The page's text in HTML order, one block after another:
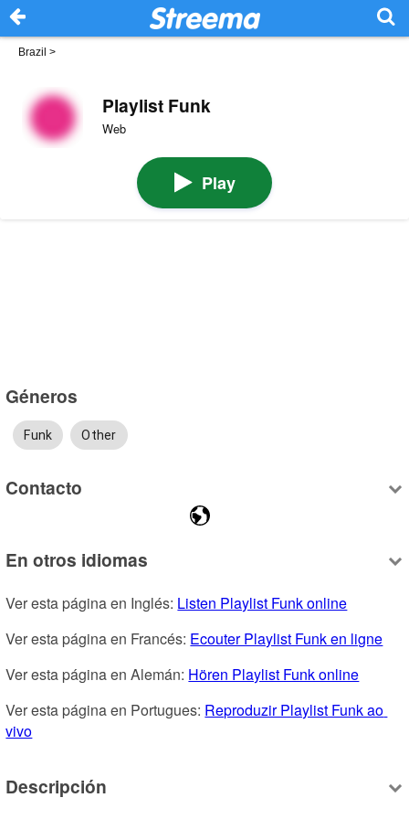
Brazil >
Playlist Funk
Web
Play
Géneros
Funk Other
Contacto
En otros idiomas
Ver esta página en Inglés: Listen Playlist Funk online
Ver esta página en Francés: Ecouter Playlist Funk en ligne
Ver esta página en Alemán: Hören Playlist Funk online
Ver esta página en Portugues: Reproduzir Playlist Funk ao
vivo
Descripción